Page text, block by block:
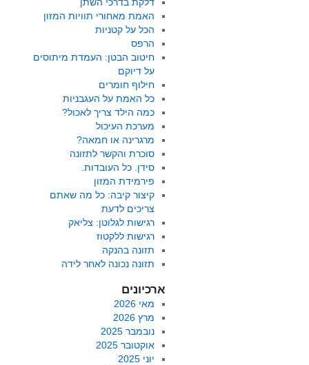
האמת מאחורי תוויות המזון
הכל על קטניות
הרפס
חיטוב הבטן: העמדת מיתוסים
על דיוקם
חילוף חומרים
כל האמת על העגבניות
כמה הילד צריך לאכול?
מערכת העיכול
מרגרינה או חמאה?
סוכרת והקשר לתזונה
סידן. כל העובדות.
פירמידת המזון
קיצור קיבה: כל מה שאתם
צריכים לדעת
רגישות לגלוטן: צליאק
רגישות ללקטוז
תזונה בהנקה
תזונה נכונה לאחר לידה
ארכיונים
מאי 2026
מרץ 2026
נובמבר 2025
אוקטובר 2025
יוני 2025